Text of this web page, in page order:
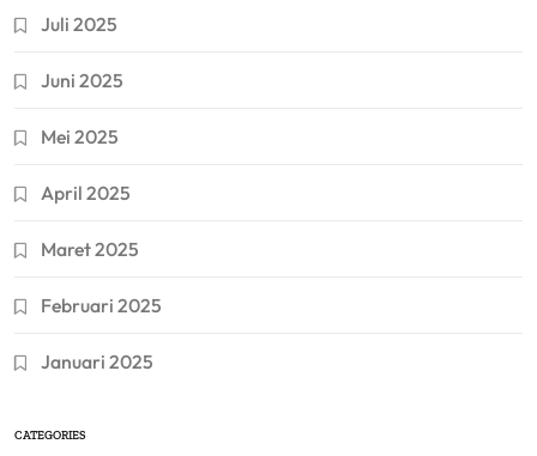
Juli 2025
Juni 2025
Mei 2025
April 2025
Maret 2025
Februari 2025
Januari 2025
CATEGORIES